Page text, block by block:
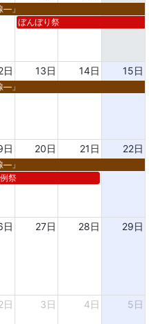
―」
ぼんぼり祭
日 13日 14日 15日
―」
日 20日 21日 22日
―」
祭
日 27日 28日 29日
―」
日 3日 4日 5日